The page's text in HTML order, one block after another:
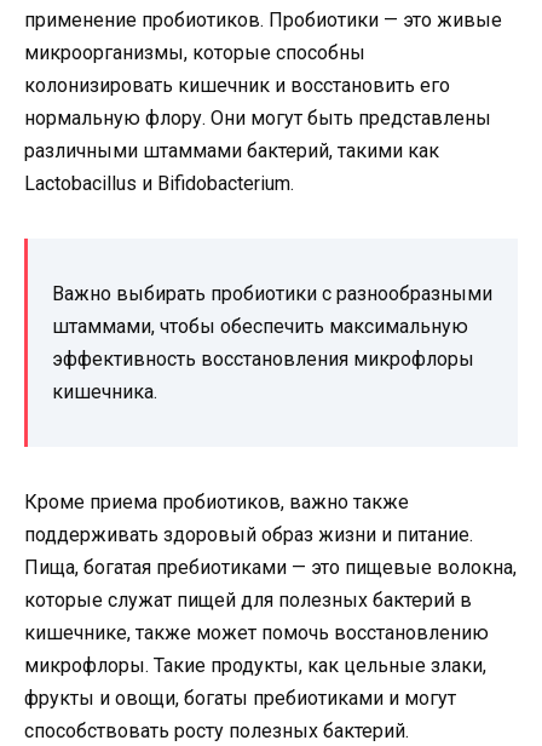
применение пробиотиков. Пробиотики — это живые
микроорганизмы, которые способны
колонизировать кишечник и восстановить его
нормальную флору. Они могут быть представлены
различными штаммами бактерий, такими как
Lactobacillus и Bifidobacterium.
Важно выбирать пробиотики с разнообразными
штаммами, чтобы обеспечить максимальную
эффективность восстановления микрофлоры
кишечника.
Кроме приема пробиотиков, важно также
поддерживать здоровый образ жизни и питание.
Пища, богатая пребиотиками — это пищевые волокна,
которые служат пищей для полезных бактерий в
кишечнике, также может помочь восстановлению
микрофлоры. Такие продукты, как цельные злаки,
фрукты и овощи, богаты пребиотиками и могут
способствовать росту полезных бактерий.